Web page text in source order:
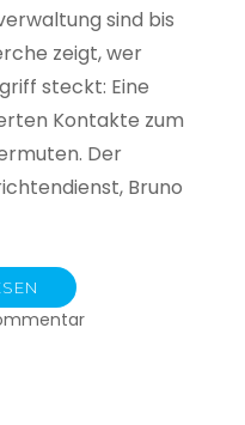
sind bis
zeigt, wer
steckt: Eine
Kontakte zum
Der
Bruno
zu